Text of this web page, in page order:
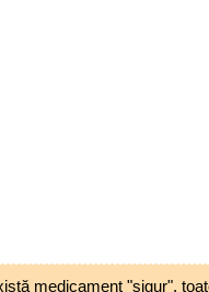
medicament "sigur",